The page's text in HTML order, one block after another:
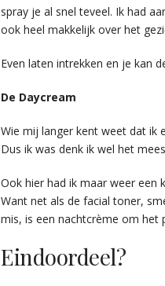
spray je al snel teveel. Ik had
ook heel makkelijk over het
Even laten intrekken en je kan
De Daycream
Wie mij langer kent weet dat ik
Dus ik was denk ik wel het
Ook hier had ik maar weer een
Want net als de facial toner,
mis, is een nachtcrème om het
Eindoordeel?